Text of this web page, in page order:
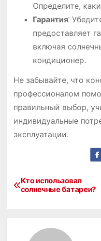
Определите,
Гарантия⁚
предоставляет
включая
кондиционер.
Не забывайте, что
профессионалом
правильный выбор,
индивидуальные
эксплуатации.
Н
Кто использовал
солнечные батареи?